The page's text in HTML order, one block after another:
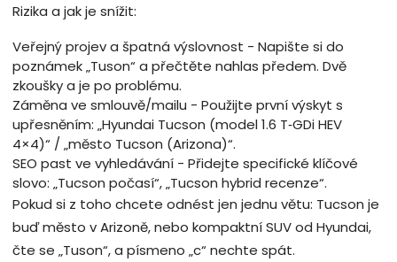
Rizika a jak je snížit:
Veřejný projev a špatná výslovnost - Napište si do
poznámek „Tuson“ a přečtěte nahlas předem. Dvě
zkoušky a je po problému.
Záměna ve smlouvě/mailu - Použijte první výskyt s
upřesněním: „Hyundai Tucson (model 1.6 T‑GDi HEV
4×4)“ / „město Tucson (Arizona)“.
SEO past ve vyhledávání - Přidejte specifické klíčové
slovo: „Tucson počasí“, „Tucson hybrid recenze“.
Pokud si z toho chcete odnést jen jednu větu: Tucson je
buď město v Arizoně, nebo kompaktní SUV od Hyundai,
čte se „Tuson“, a písmeno „c“ nechte spát.